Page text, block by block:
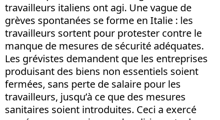
travailleurs italiens ont agi. Une vague de
grèves spontanées se forme en Italie : les
travailleurs sortent pour protester contre le
manque de mesures de sécurité adéquates.
Les grévistes demandent que les entreprises
produisant des biens non essentiels soient
fermées, sans perte de salaire pour les
travailleurs, jusqu’à ce que des mesures
sanitaires soient introduites. Ceci a exercé